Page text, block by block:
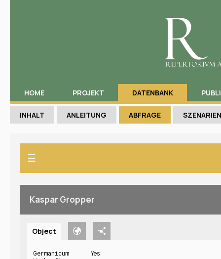
HOME PROJEKT DATENBANK
INHALT ANLEITUNG ABFRAGE SZENARIEN